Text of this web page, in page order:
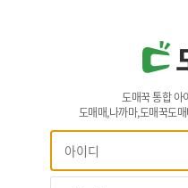
도매꾹 통합 아
도매매,나까마,도매꾹도